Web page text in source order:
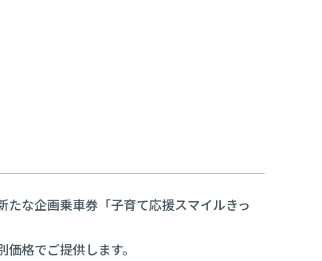
な企画乗車券「子育て応援スマイルきっ
格でご提供します。